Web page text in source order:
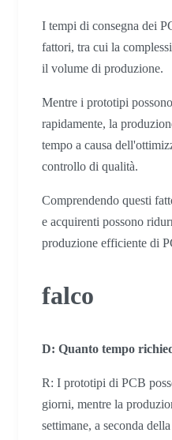
I tempi di consegna dei
fattori, tra cui la
il volume di produzione.
Mentre i prototipi
rapidamente, la
tempo a causa
controllo di qualità.
Comprendendo questi
e acquirenti possono
produzione efficiente di
falco
D: Quanto tempo
R: I prototipi di PCB
giorni, mentre la
settimane, a seconda